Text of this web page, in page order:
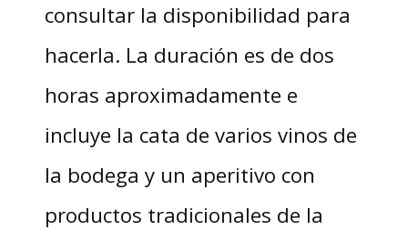
consultar la disponibilidad para
hacerla. La duración es de dos
horas aproximadamente e
incluye la cata de varios vinos de
la bodega y un aperitivo con
productos tradicionales de la